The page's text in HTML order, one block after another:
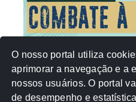
NUVEM DE TAGS
O nosso portal utiliza
aprimorar a navegação e a
nossos usuários. O portal
de desempenho e